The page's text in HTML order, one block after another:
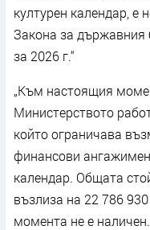
културен календар, е
Закона за
за 2026 г.“
„Към настоящия
Министерството
който ограничава
финансови
календар. Общата
възлиза на 22 786
момента не е наличен.